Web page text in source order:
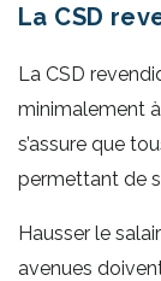
La CSD
La CSD
minimalement
s’assure que
permettant de
Hausser le
avenues